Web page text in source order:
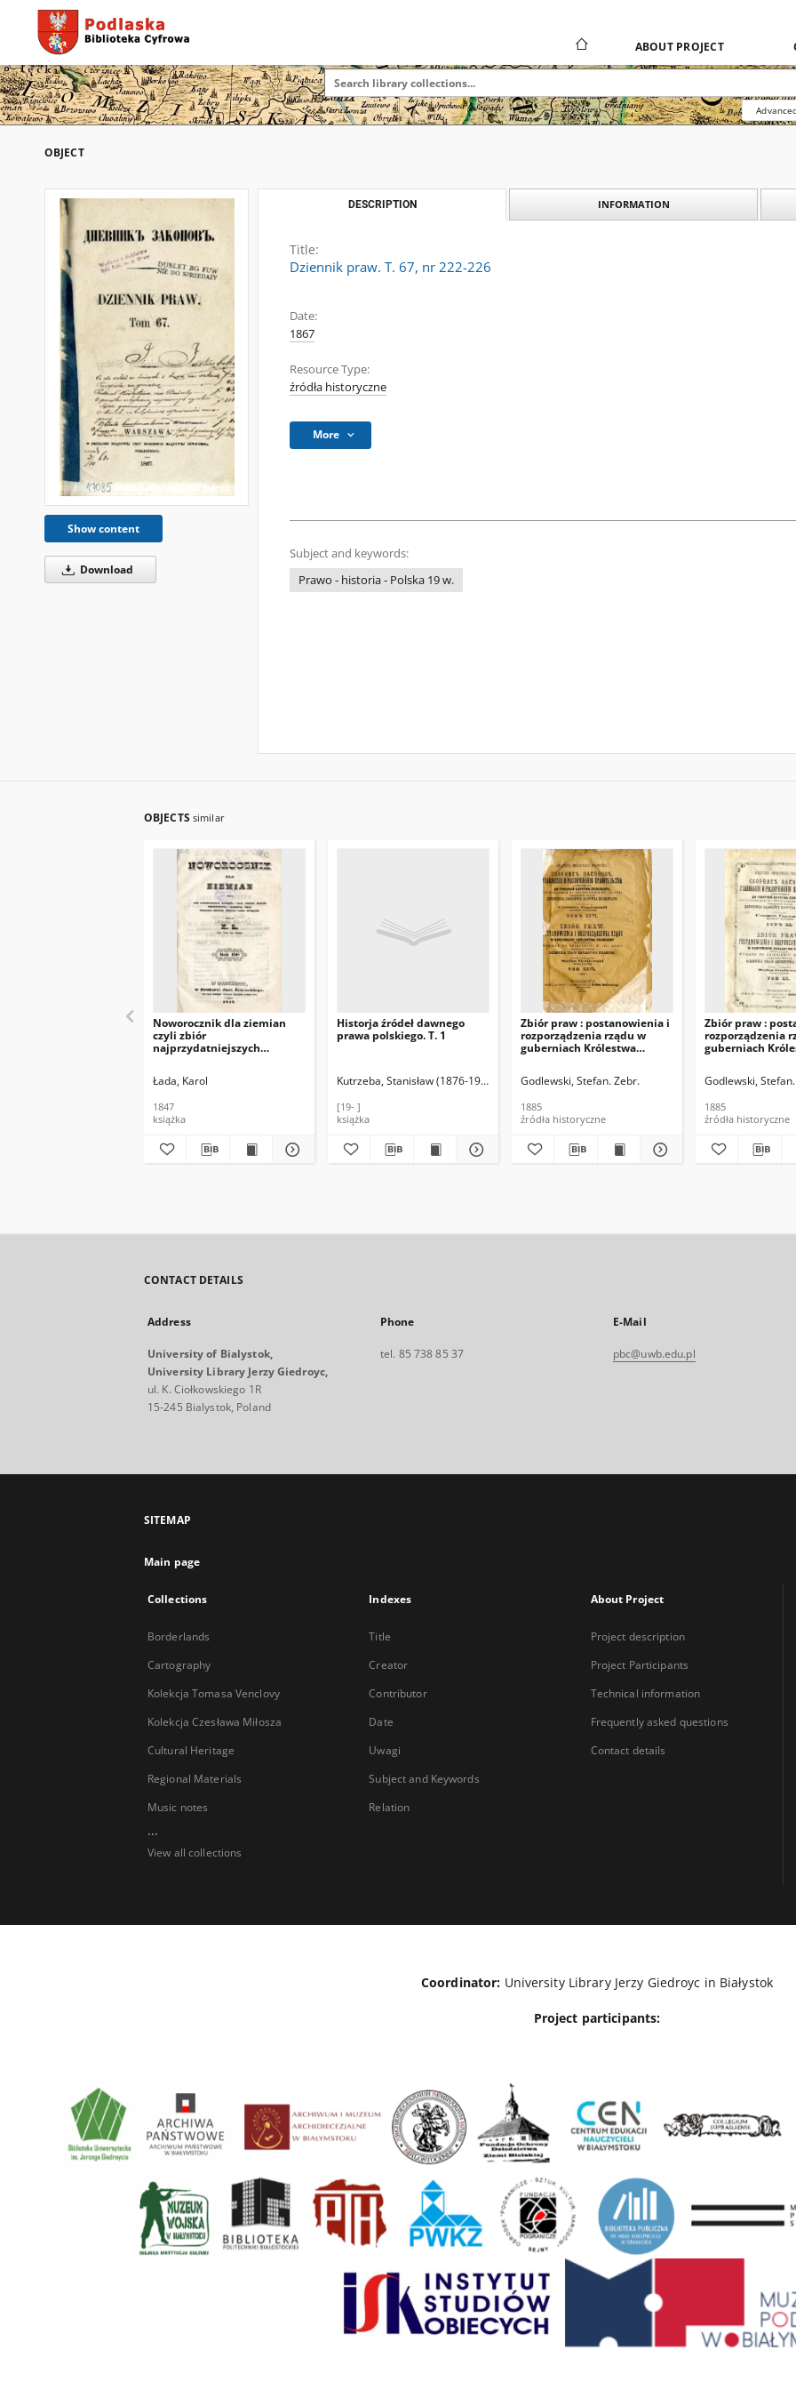
ABOUT PROJECT
OBJECT
Show content
Download
DESCRIPTION INFORMATION
Title:
Dziennik praw. T. 67, nr 222-226
Date:
1867
Resource Type:
źródła historyczne
More
Subject and keywords:
Prawo - historia - Polska 19 w.
OBJECTS similar
Noworocznik dla ziemian
czyli zbiór
najprzydatniejszych
administracyjnych i
wyrachowań, rolnictwa,
przemysłu i handlu
Ł.
Łada, Karol
1847
książka
Historja źródeł dawnego
prawa polskiego. T. 1
Kutrzeba, Stanisław (1876-1946)
[19- ]
książka
Zbiór praw : postanowienia i
rozporządzenia rządu w
guberniach Królestwa
1871 roku urzędowego
Królestwa Polskiego. T. 26,
1884
Godlewski, Stefan. Zebr.
1885
źródła historyczne
Zbiór praw :
rozporządzenia
guberniach
1871 roku
Królestwa
1881
Godlewski,
1885
źródła historyczne
CONTACT DETAILS
Address
University of Bialystok,
University Library Jerzy Giedroyc,
ul. K. Ciołkowskiego 1R
15-245 Bialystok, Poland
Phone
tel. 85 738 85 37
E-Mail
pbc@uwb.edu.pl
SITEMAP
Main page
Collections
Borderlands
Cartography
Kolekcja Tomasa Venclovy
Kolekcja Czesława Miłosza
Cultural Heritage
Regional Materials
Music notes
...
View all collections
Indexes
Title
Creator
Contributor
Date
Uwagi
Subject and Keywords
Relation
About Project
Project description
Project Participants
Technical information
Frequently asked questions
Contact details
Coordinator: University Library Jerzy Giedroyc in Białystok
Project participants: